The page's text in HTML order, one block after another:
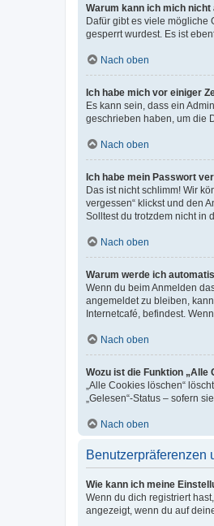
Warum kann ich mich nicht
Dafür gibt es viele mögliche
gesperrt wurdest. Es ist
Nach oben
Ich habe mich vor einiger
Es kann sein, dass ein
geschrieben haben, um die
Nach oben
Ich habe mein Passwort
Das ist nicht schlimm! Wir
vergessen“ klickst und den
Solltest du trotzdem nicht in
Nach oben
Warum werde ich
Wenn du beim Anmelden
angemeldet zu bleiben,
Internetcafé, befindest.
Nach oben
Wozu ist die Funktion „Alle
„Alle Cookies löschen“
„Gelesen“-Status – sofern
Nach oben
Benutzerpräferenzen
Wie kann ich meine
Wenn du dich registriert
angezeigt, wenn du auf